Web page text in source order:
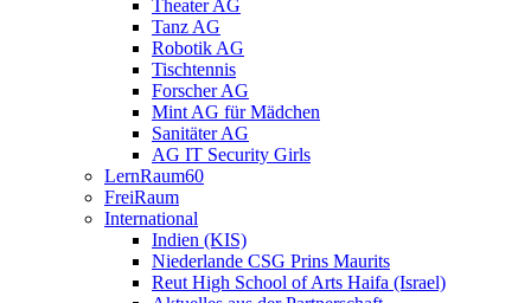
Theater AG
Tanz AG
Robotik AG
Tischtennis
Forscher AG
Mint AG für Mädchen
Sanitäter AG
AG IT Security Girls
LernRaum60
FreiRaum
International
Indien (KIS)
Niederlande CSG Prins Maurits
Reut High School of Arts Haifa (Israel)